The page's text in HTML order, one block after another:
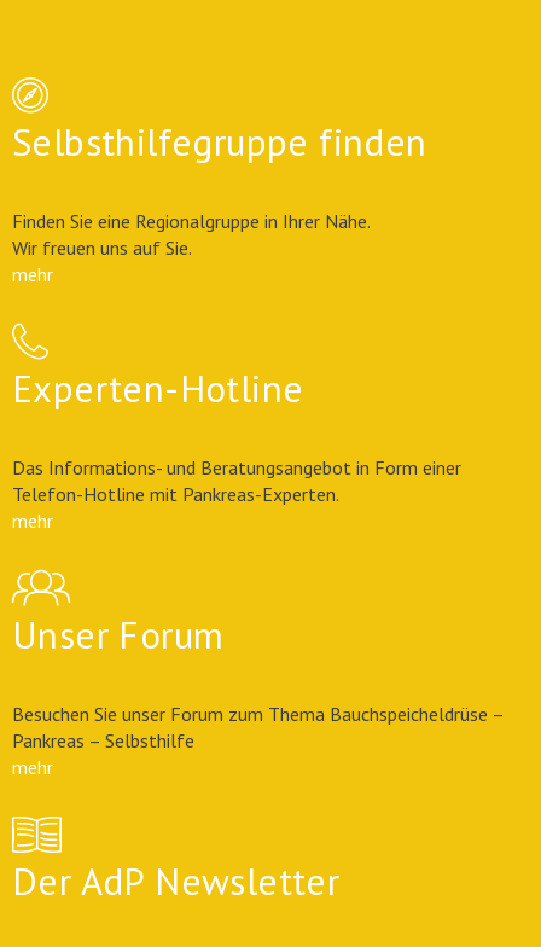
Selbsthilfegruppe finden
Finden Sie eine Regionalgruppe in Ihrer Nähe.
Wir freuen uns auf Sie.
mehr
Experten-Hotline
Das Informations- und Beratungsangebot in Form einer
Telefon-Hotline mit Pankreas-Experten.
mehr
Unser Forum
Besuchen Sie unser Forum zum Thema Bauchspeicheldrüse –
Pankreas – Selbsthilfe
mehr
Der AdP Newsletter